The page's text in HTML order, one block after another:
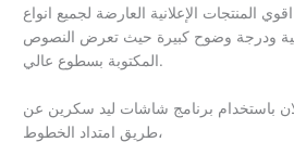
المنتجات الإعلانية العارضة لجميع انواع
ودرجة وضوح كبيرة حيث تعرض النصوص
المكتوبة بسطوع عالي.
باستخدام برنامج شاشات ليد سكرين عن
طريق امتداد الخطوط،